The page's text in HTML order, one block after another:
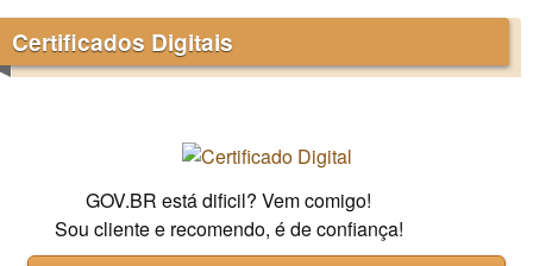
Certificados Digitais
GOV.BR está dificil? Vem comigo!
Sou cliente e recomendo, é de confiança!